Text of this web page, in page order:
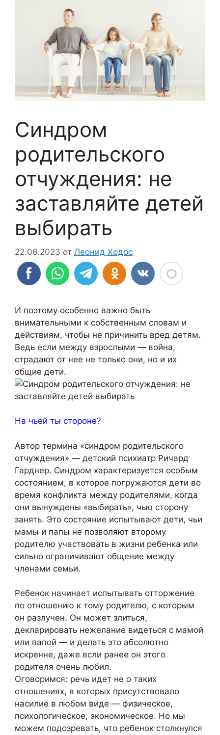
Синдром
родительского
отчуждения: не
заставляйте детей
выбирать
22.06.2023 от Леонид Ходос
И поэтому особенно важно быть
внимательными к собственным словам и
действиям, чтобы не причинить вред детям.
Ведь если между взрослыми — война,
страдают от нее не только они, но и их
общие дети.
На чьей ты стороне?
Автор термина «синдром родительского
отчуждения» — детский психиатр Ричард
Гарднер. Синдром характеризуется особым
состоянием, в которое погружаются дети во
время конфликта между родителями, когда
они вынуждены «выбирать», чью сторону
занять. Это состояние испытывают дети, чьи
мамы и папы не позволяют второму
родителю участвовать в жизни ребенка или
сильно ограничивают общение между
членами семьи.
Ребенок начинает испытывать отторжение
по отношению к тому родителю, с которым
он разлучен. Он может злиться,
декларировать нежелание видеться с мамой
или папой — и делать это абсолютно
искренне, даже если ранее он этого
родителя очень любил.
Оговоримся: речь идет не о таких
отношениях, в которых присутствовало
насилие в любом виде — физическое,
психологическое, экономическое. Но мы
можем подозревать, что ребенок столкнулся